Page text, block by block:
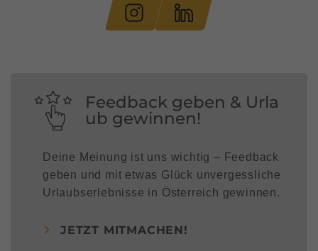
Feedback geben & Urla
ub gewinnen!
Deine Meinung ist uns wichtig – Feedback
geben und mit etwas Glück unvergessliche
Urlaubserlebnisse in Österreich gewinnen.
JETZT MITMACHEN!